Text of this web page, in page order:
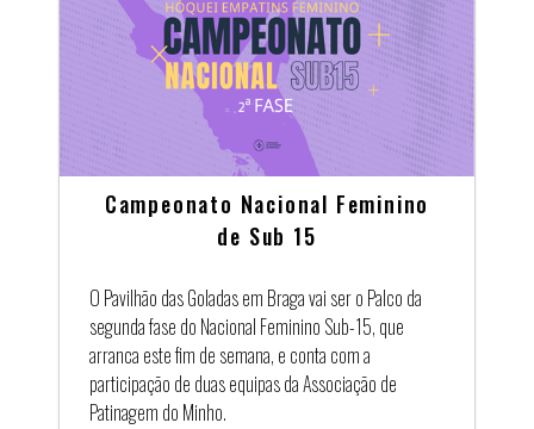
Campeonato Nacional Feminino
de Sub 15
O Pavilhão das Goladas em Braga vai ser o Palco da
segunda fase do Nacional Feminino Sub-15, que
arranca este fim de semana, e conta com a
participação de duas equipas da Associação de
Patinagem do Minho.